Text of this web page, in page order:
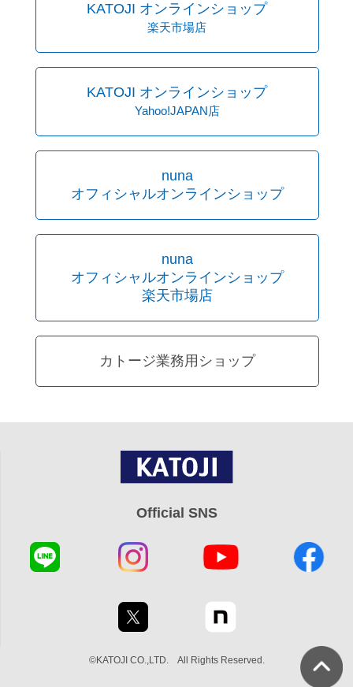
KATOJI オンラインショップ
楽天市場店
KATOJI オンラインショップ
Yahoo!JAPAN店
nuna
オフィシャルオンラインショップ
nuna
オフィシャルオンラインショップ
楽天市場店
カトージ業務用ショップ
Official SNS
©KATOJI CO.,LTD. All Rights Reserved.